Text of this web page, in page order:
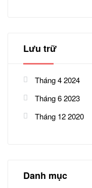
Lưu trữ
Tháng 4 2024
Tháng 6 2023
Tháng 12 2020
Danh mục